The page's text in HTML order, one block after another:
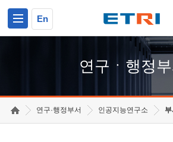
En
연구ㆍ행정
연구·행정부서 인공지능연구소